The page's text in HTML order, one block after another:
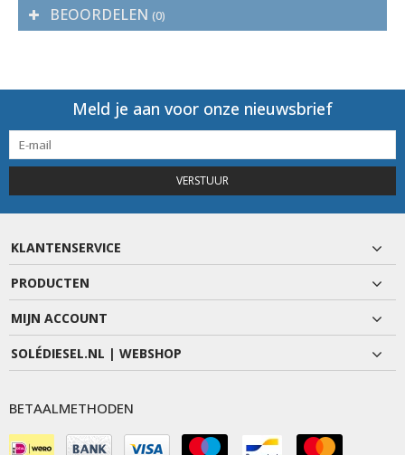
BEOORDELEN (0)
Meld je aan voor onze nieuwsbrief
VERSTUUR
KLANTENSERVICE
PRODUCTEN
MIJN ACCOUNT
SOLÉDIESEL.NL | WEBSHOP
BETAALMETHODEN